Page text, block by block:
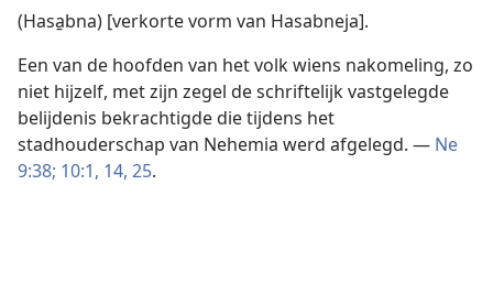
(Hasa̱bna) [verkorte vorm van Hasabneja].
Een van de hoofden van het volk wiens nakomeling, zo
niet hijzelf, met zijn zegel de schriftelijk vastgelegde
belijdenis bekrachtigde die tijdens het
stadhouderschap van Nehemia werd afgelegd. — Ne
9:38; 10:1, 14, 25.